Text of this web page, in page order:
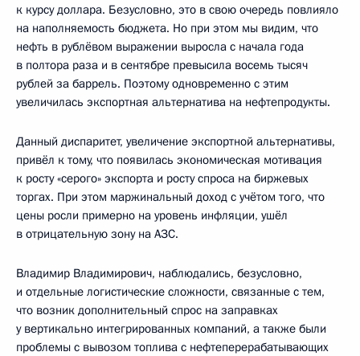
к курсу доллара. Безусловно, это в свою очередь повлияло
на наполняемость бюджета. Но при этом мы видим, что
нефть в рублёвом выражении выросла с начала года
в полтора раза и в сентябре превысила восемь тысяч
рублей за баррель. Поэтому одновременно с этим
увеличилась экспортная альтернатива на нефтепродукты.
Данный диспаритет, увеличение экспортной альтернативы,
привёл к тому, что появилась экономическая мотивация
к росту «серого» экспорта и росту спроса на биржевых
торгах. При этом маржинальный доход с учётом того, что
цены росли примерно на уровень инфляции, ушёл
в отрицательную зону на АЗС.
Владимир Владимирович, наблюдались, безусловно,
и отдельные логистические сложности, связанные с тем,
что возник дополнительный спрос на заправках
у вертикально интегрированных компаний, а также были
проблемы с вывозом топлива с нефтеперерабатывающих